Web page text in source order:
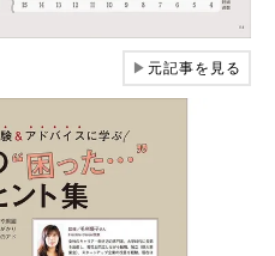
▶元記事を見る